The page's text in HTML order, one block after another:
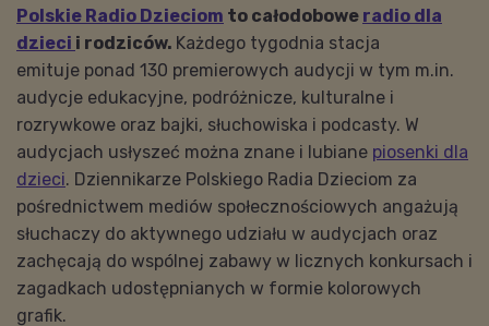
Polskie Radio Dzieciom to całodobowe radio dla
dzieci i rodziców. Każdego tygodnia stacja
emituje ponad 130 premierowych audycji w tym m.in.
audycje edukacyjne, podróżnicze, kulturalne i
rozrywkowe oraz bajki, słuchowiska i podcasty. W
audycjach usłyszeć można znane i lubiane piosenki dla
dzieci. Dziennikarze Polskiego Radia Dzieciom za
pośrednictwem mediów społecznościowych angażują
słuchaczy do aktywnego udziału w audycjach oraz
zachęcają do wspólnej zabawy w licznych konkursach i
zagadkach udostępnianych w formie kolorowych
grafik.